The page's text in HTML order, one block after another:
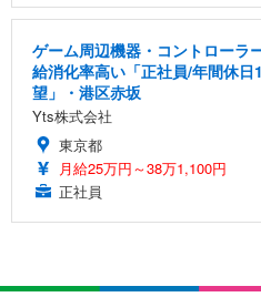
ゲーム周辺機器・コントローラ
給消化率高い「正社員/年間休
望」・港区赤坂
Yts株式会社
東京都
月給25万円～38万1,100円
正社員